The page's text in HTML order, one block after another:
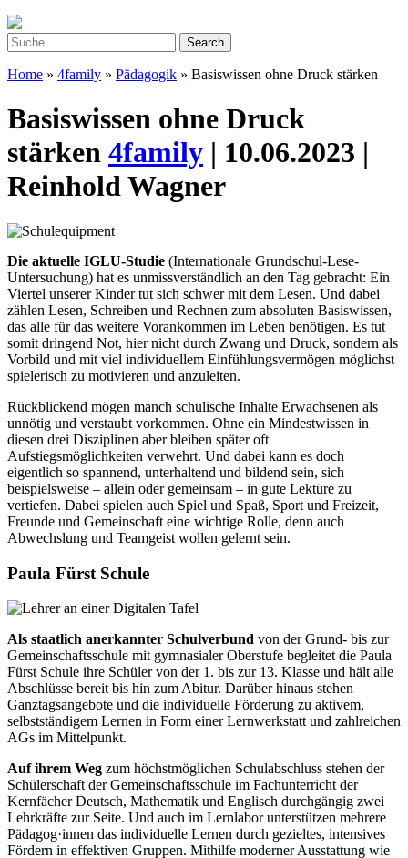
Home » 4family » Pädagogik » Basiswissen ohne Druck stärken
Basiswissen ohne Druck
stärken 4family | 10.06.2023 |
Reinhold Wagner
Die aktuelle IGLU-Studie (Internationale Grundschul-Lese-
Untersuchung) hat es unmissverständlich an den Tag gebracht: Ein
Viertel unserer Kinder tut sich schwer mit dem Lesen. Und dabei
zählen Lesen, Schreiben und Rechnen zum absoluten Basiswissen,
das alle für das weitere Voran­kommen im Leben benötigen. Es tut
somit dringend Not, hier nicht durch Zwang und Druck, sondern als
Vorbild und mit viel individuellem Einfühlungsvermögen möglichst
spielerisch zu motivieren und anzuleiten.
Rückblickend mögen manch schulische Inhalte Erwachsenen als
unnötig und verstaubt vorkommen. Ohne ein Mindestwissen in
diesen drei Disziplinen aber bleiben später oft
Aufstiegsmöglichkeiten verwehrt. Und dabei kann es doch
eigentlich so spannend, unterhaltend und bildend sein, sich
beispielsweise – allein oder gemeinsam – in gute Lektüre zu
vertiefen. Dabei spielen auch Spiel und Spaß, Sport und Freizeit,
Freunde und Gemeinschaft eine wichtige Rolle, denn auch
Abwechslung und Teamgeist wollen gelernt sein.
Paula Fürst Schule
Als staatlich anerkannter Schulverbund von der Grund- bis zur
Gemeinschaftsschule mit gymnasialer Oberstufe begleitet die Paula
Fürst Schule ihre Schüler von der 1. bis zur 13. Klasse und hält alle
Abschlüsse bereit bis hin zum Abitur. Darüber hinaus stehen
Ganztagsangebote und die individuelle Förderung zu aktivem,
selbstständigem Lernen in Form einer Lernwerkstatt und zahlreichen
AGs im Mittelpunkt.
Auf ihrem Weg zum höchstmöglichen Schulabschluss stehen der
Schülerschaft der Gemeinschaftsschule im Fachunterricht der
Kernfächer Deutsch, Mathematik und Englisch durchgängig zwei
Lehrkräfte zur Seite. Und auch im Lernlabor unterstützen mehrere
Pädagog·innen das individuelle Lernen durch gezieltes, intensives
Fördern in effektiven Gruppen. Mithilfe moderner Ausstattung wie